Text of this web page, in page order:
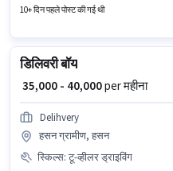
साइकिल होना चाहिए। इस नौकरी के लिए
सकते हैं। इस भूमिका के लिए उम्मीदवार के पास
10+ दिन पहले पोस्ट की गई थी
डिलिवरी बॉय
₹ 35,000 - 40,000per महीना
Delihvery
हसन ग्रामीण, हसन
स्किल्स: टू-व्हीलर ड्राइविंग